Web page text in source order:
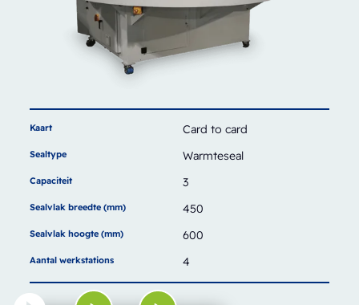
Kaart Card to card
Sealtype Warmteseal
Capaciteit 3
Sealvlak breedte (mm) 450
Sealvlak hoogte (mm) 600
Aantal werkstations 4